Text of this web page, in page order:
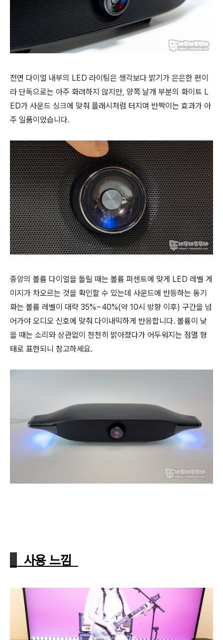
전면 다이얼 내부의 LED 라이팅은 생각보다 밝기가 은은한 편이
라 단독으로는 아주 화려하지 않지만, 양쪽 날개 부분의 화이트 L
ED가 사운드 싱크에 맞춰 플래시처럼 터지며 반짝이는 효과가 아
주 일품이었습니다.
중앙의 볼륨 다이얼을 돌릴 때는 볼륨 퍼센트에 맞게 LED 레벨 게
이지가 차오르는 것을 확인할 수 있는데 사운드에 반등하는 동기
화는 볼륨 레벨이 대략 35%~40%(약 10시 방향 이후) 구간을 넘
어가야 오디오 신호에 맞춰 다이내믹하게 반응합니다. 볼륨이 낮
을 때는 소리와 상관없이 천천히 밝아졌다가 어두워지는 점멸 형
태로 표현되니 참고하세요.
사용 느낌